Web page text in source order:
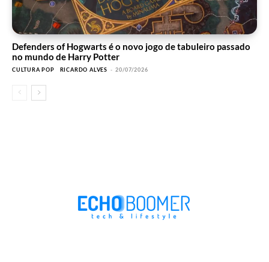
Defenders of Hogwarts é o novo jogo de tabuleiro passado
no mundo de Harry Potter
CULTURA POP RICARDO ALVES - 20/07/2026